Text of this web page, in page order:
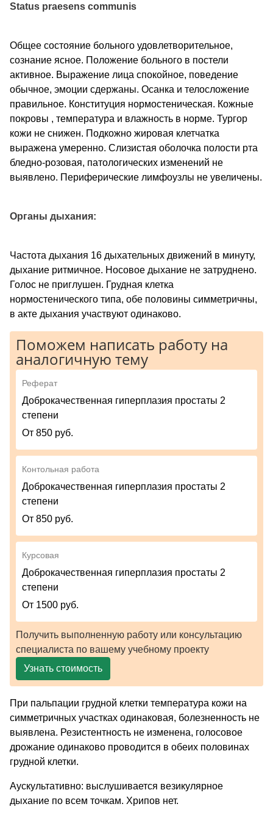
Status praesens communis
Общее состояние больного удовлетворительное,
сознание ясное. Положение больного в постели
активное. Выражение лица спокойное, поведение
обычное, эмоции сдержаны. Осанка и телосложение
правильное. Конституция нормостеническая. Кожные
покровы , температура и влажность в норме. Тургор
кожи не снижен. Подкожно жировая клетчатка
выражена умеренно. Слизистая оболочка полости рта
бледно-розовая, патологических изменений не
выявлено. Периферические лимфоузлы не увеличены.
Органы дыхания:
Частота дыхания 16 дыхательных движений в минуту,
дыхание ритмичное. Носовое дыхание не затруднено.
Голос не приглушен. Грудная клетка
нормостенического типа, обе половины симметричны,
в акте дыхания участвуют одинаково.
Поможем написать работу на
аналогичную тему
Реферат
Доброкачественная гиперплазия простаты 2
степени
От 850 руб.
Контольная работа
Доброкачественная гиперплазия простаты 2
степени
От 850 руб.
Курсовая
Доброкачественная гиперплазия простаты 2
степени
От 1500 руб.
Получить выполненную работу или консультацию
специалиста по вашему учебному проекту
Узнать стоимость
При пальпации грудной клетки температура кожи на
симметричных участках одинаковая, болезненность не
выявлена. Резистентность не изменена, голосовое
дрожание одинаково проводится в обеих половинах
грудной клетки.
Аускультативно: выслушивается везикулярное
дыхание по всем точкам. Хрипов нет.